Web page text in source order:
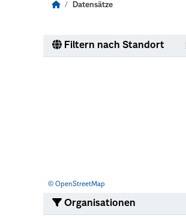
Datensätze
Filtern nach Standort
© OpenStreetMap
Organisationen